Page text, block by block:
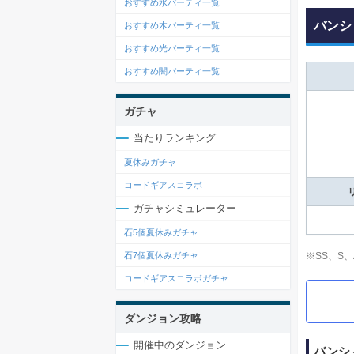
バン
※SS、S、
バンシ
おすすめ水パーティ一覧
おすすめ木パーティ一覧
おすすめ光パーティ一覧
おすすめ闇パーティ一覧
ガチャ
当たりランキング
夏休みガチャ
コードギアスコラボ
ガチャシミュレーター
石5個夏休みガチャ
石7個夏休みガチャ
コードギアスコラボガチャ
ダンジョン攻略
開催中のダンジョン